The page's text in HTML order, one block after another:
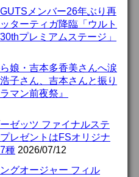
メンバー26年ぶり再
ターティガ降臨「ウルト
プレミアムステージ」
娘・吉本多香美さんへ涙
子さん、吉本さんと振り
マン前夜祭』
ーゼッツ ファイナルステ
レゼントはFSオリジナ
種 2026/07/12
ングオージャー フィル